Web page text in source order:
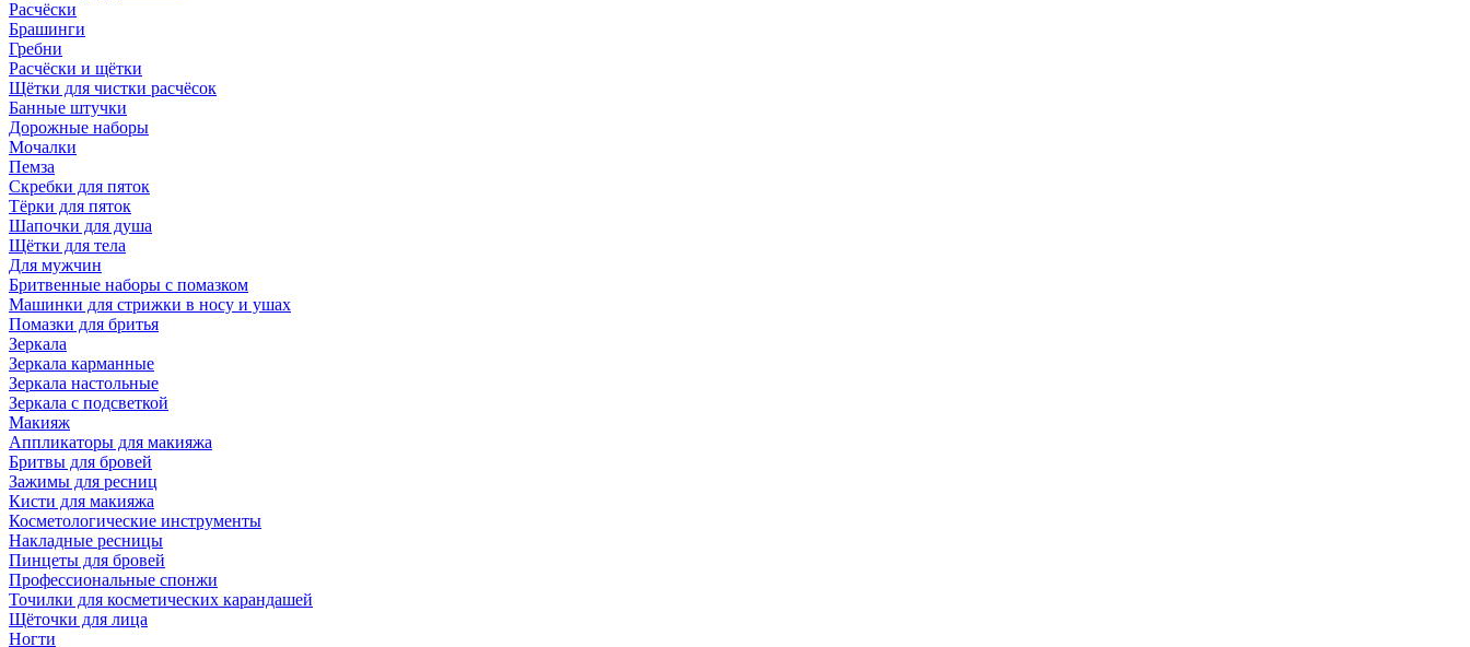
Расчёски
Брашинги
Гребни
Расчёски и щётки
Щётки для чистки расчёсок
Банные штучки
Дорожные наборы
Мочалки
Пемза
Скребки для пяток
Тёрки для пяток
Шапочки для душа
Щётки для тела
Для мужчин
Бритвенные наборы с помазком
Машинки для стрижки в носу и ушах
Помазки для бритья
Зеркала
Зеркала карманные
Зеркала настольные
Зеркала с подсветкой
Макияж
Аппликаторы для макияжа
Бритвы для бровей
Зажимы для ресниц
Кисти для макияжа
Косметологические инструменты
Накладные ресницы
Пинцеты для бровей
Профессиональные спонжи
Точилки для косметических карандашей
Щёточки для лица
Ногти